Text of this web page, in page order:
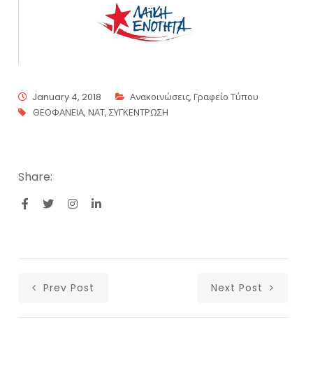
January 4, 2018 Ανακοινώσεις,Γραφείο Τύπου
ΘΕΟΦΑΝΕΙΑ,ΝΑΤ,ΣΥΓΚΕΝΤΡΩΣΗ
Share:
Prev Post Next Post